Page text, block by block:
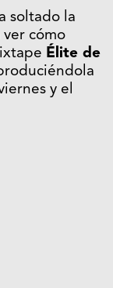
soltado la
ver cómo
Élite de
y el